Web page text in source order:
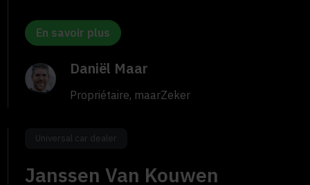
En savoir plus
Daniël Maar
Propriétaire, maarZeker
Universal car dealer
Janssen Van Kouwen